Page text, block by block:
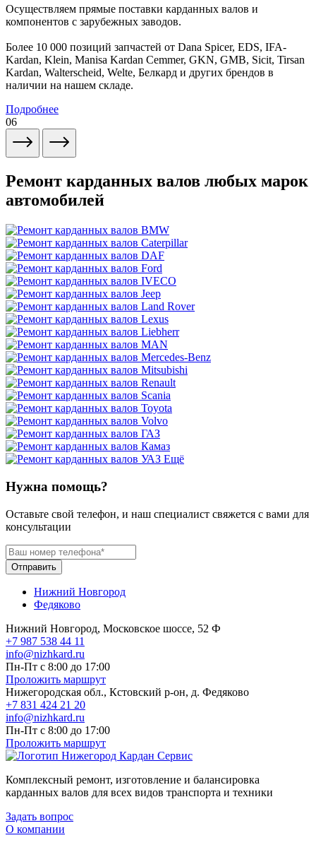
Осуществляем прямые поставки карданных валов и
компонентов с зарубежных заводов.
Более 10 000 позиций запчастей от Dana Spicer, EDS, IFA-
Kardan, Klein, Manisa Kardan Cemmer, GKN, GMB, Sicit, Tirsan
Kardan, Walterscheid, Welte, Белкард и других брендов в
наличии на нашем складе.
Подробнее
06
Ремонт карданных валов любых марок
автомобилей
Ещё
Нужна помощь?
Оставьте свой телефон, и наш специалист свяжется с вами для
консультации
Отправить
Нижний Новгород
Федяково
Нижний Новгород, Московское шоссе, 52 Ф
+7 987 538 44 11
info@nizhkard.ru
Пн-Пт с 8:00 до 17:00
Проложить маршрут
Нижегородская обл., Кстовский р-он, д. Федяково
+7 831 424 21 20
info@nizhkard.ru
Пн-Пт с 8:00 до 17:00
Проложить маршрут
Комплексный ремонт, изготовление и балансировка
карданных валов для всех видов транспорта и техники
Задать вопрос
О компании